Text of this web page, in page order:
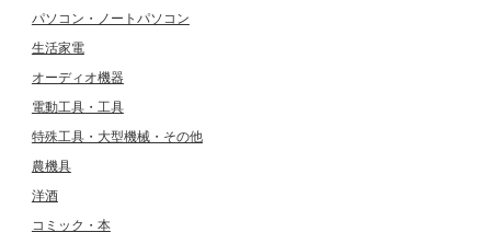
パソコン・ノートパソコン
生活家電
オーディオ機器
電動工具・工具
特殊工具・大型機械・その他
農機具
洋酒
コミック・本